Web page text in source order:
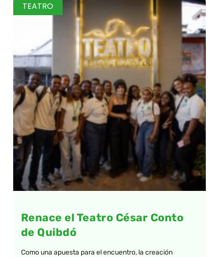
TEATRO
Renace el Teatro César Conto
de Quibdó
Como una apuesta para el encuentro, la creación